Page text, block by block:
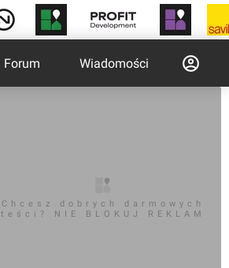
Forum Wiadomości
Chcesz dobrych darmowych
teści? NIE BLOKUJ REKLAM